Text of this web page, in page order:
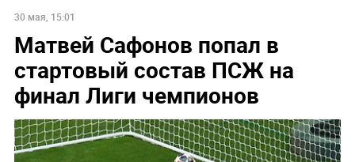
30 мая, 15:01
Матвей Сафонов попал в
стартовый состав ПСЖ на
финал Лиги чемпионов